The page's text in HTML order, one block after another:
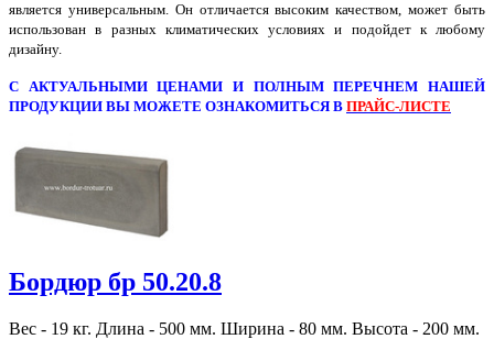
является универсальным. Он отличается высоким качеством, может быть
использован в разных климатических условиях и подойдет к любому
дизайну.
С АКТУАЛЬНЫМИ ЦЕНАМИ И ПОЛНЫМ ПЕРЕЧНЕМ НАШЕЙ
ПРОДУКЦИИ ВЫ МОЖЕТЕ ОЗНАКОМИТЬСЯ В ПРАЙС-ЛИСТЕ
Бордюр бр 50.20.8
Вес - 19 кг. Длина - 500 мм. Ширина - 80 мм. Высота - 200 мм.